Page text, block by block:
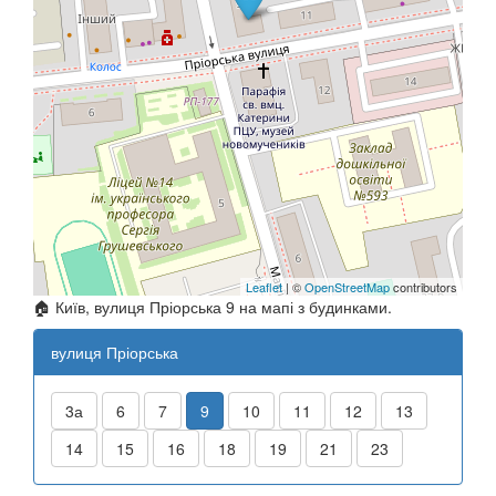
Leaflet| ©OpenStreetMapcontributors
🏠 Київ, вулиця Пріорська 9 на мапі з будинками.
вулиця Пріорська
3а 6 7 9 10 11 12
13
14
15 16 18 19 21 23